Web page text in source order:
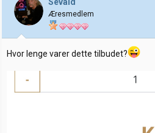
o
n
e
r
Æresmedlem
Hvor lenge varer dette tilbudet?